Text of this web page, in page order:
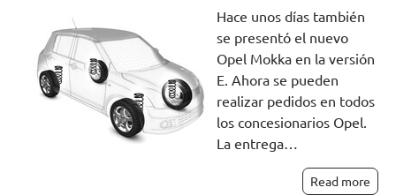
Hace unos días también
se presentó el nuevo
Opel Mokka en la versión
E. Ahora se pueden
realizar pedidos en todos
los concesionarios Opel.
La entrega…
Read more